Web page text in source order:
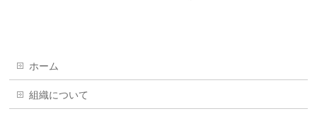
ホーム
組織について